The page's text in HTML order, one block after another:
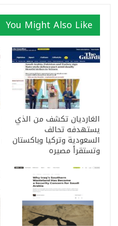
You Might Also Like
الغارديان تكشف من الذي
يستهدفه تحالف
السعودية وتركيا وباكستان
وتستقرأ مصيره